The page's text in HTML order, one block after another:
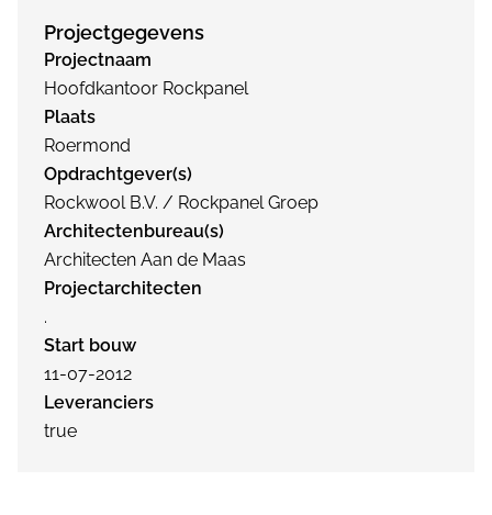
Projectgegevens
Projectnaam
Hoofdkantoor Rockpanel
Plaats
Roermond
Opdrachtgever(s)
Rockwool B.V. / Rockpanel Groep
Architectenbureau(s)
Architecten Aan de Maas
Projectarchitecten
.
Start bouw
11-07-2012
Leveranciers
true